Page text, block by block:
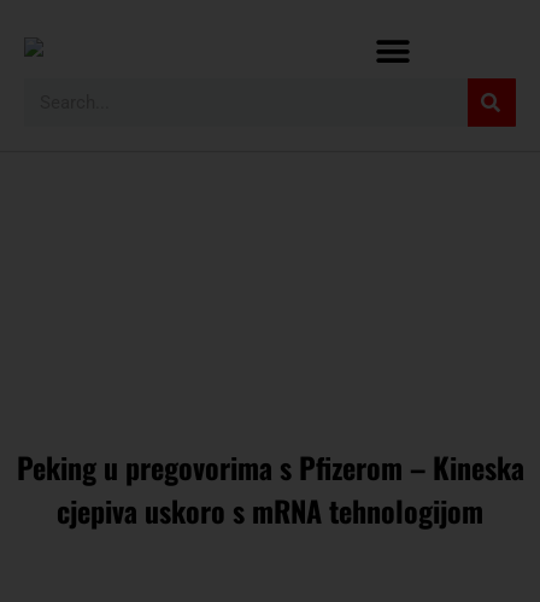
Peking u pregovorima s Pfizerom – Kineska
cjepiva uskoro s mRNA tehnologijom